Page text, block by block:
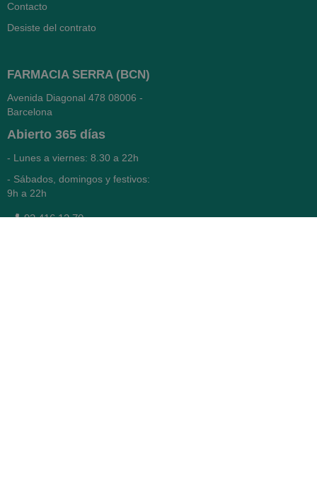
Contacto
Desiste del contrato
FARMACIA SERRA (BCN)
Avenida Diagonal 478 08006 -
Barcelona
Abierto 365 días
- Lunes a viernes: 8.30 a 22h
- Sábados, domingos y festivos:
9h a 22h
93 416 12 70